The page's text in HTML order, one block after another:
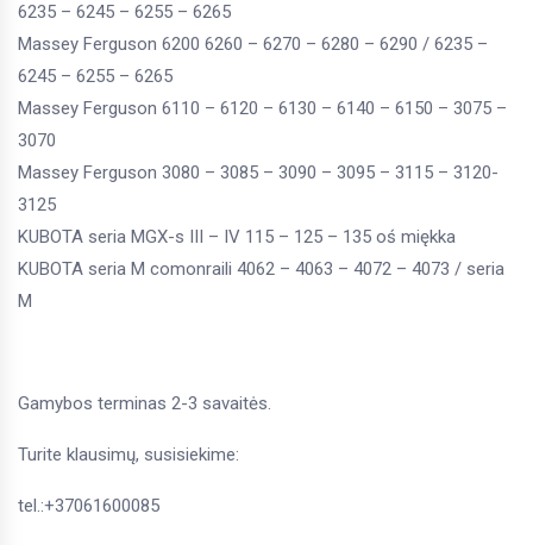
6235 – 6245 – 6255 – 6265
Massey Ferguson 6200 6260 – 6270 – 6280 – 6290 / 6235 –
6245 – 6255 – 6265
Massey Ferguson 6110 – 6120 – 6130 – 6140 – 6150 – 3075 –
3070
Massey Ferguson 3080 – 3085 – 3090 – 3095 – 3115 – 3120-
3125
KUBOTA seria MGX-s III – IV 115 – 125 – 135 oś miękka
KUBOTA seria M comonraili 4062 – 4063 – 4072 – 4073 / seria
M
Gamybos terminas 2-3 savaitės.
Turite klausimų, susisiekime:
tel.:+37061600085